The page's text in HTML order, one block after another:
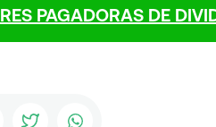
PAGADORAS DE